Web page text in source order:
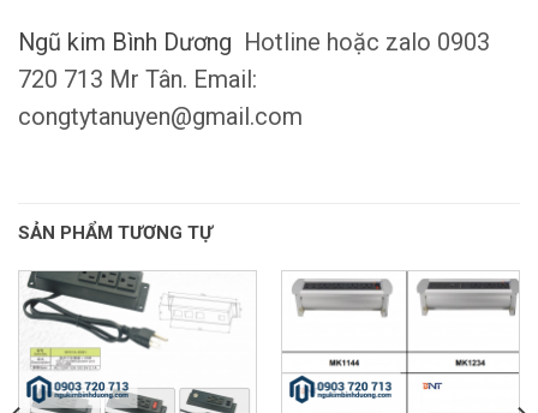
Ngũ kim Bình Dương Hotline hoặc zalo 0903
720 713 Mr Tân. Email:
congtytanuyen@gmail.com
SẢN PHẨM TƯƠNG TỰ